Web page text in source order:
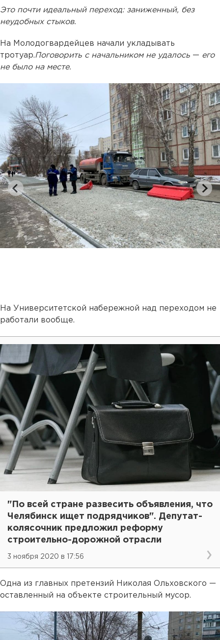
Это почти идеальный переход: заниженный, без
неудобных стыков.
На Молодогвардейцев начали укладывать
тротуар.Поговорить с начальником не удалось — его
не было на месте.
На Университетской набережной над переходом не
работали вообще.
"По всей стране развесить объявления, что
Челябинск ищет подрядчиков". Депутат-
колясочник предложил реформу
строительно-дорожной отрасли
3 ноября 2020 в 17:56
Одна из главных претензий Николая Ольховского —
оставленный на объекте строительный мусор.